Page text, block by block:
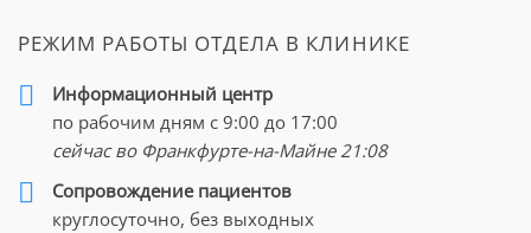
РЕЖИМ РАБОТЫ ОТДЕЛА В КЛИНИКЕ
Информационный центр
по рабочим дням с 9:00 до 17:00
сейчас во Франкфурте-на-Майне21:08
Cопровождение пациентов
круглосуточно, без выходных